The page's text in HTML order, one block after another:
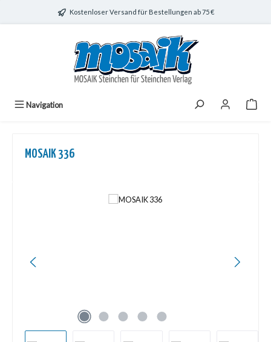
Zum Hauptinhalt springenKostenloser Versand für Bestellungen ab 75 €
Navigation
MOSAIK 336